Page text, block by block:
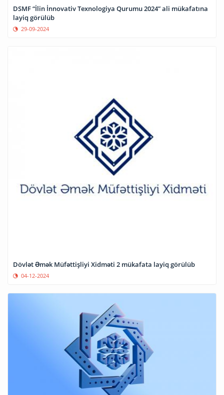
DSMF “İlin İnnovativ Texnologiya Qurumu 2024” ali mükafatına
layiq görülüb
29-09-2024
Dövlət Əmək Müfəttişliyi Xidməti 2 mükafata layiq görülüb
04-12-2024